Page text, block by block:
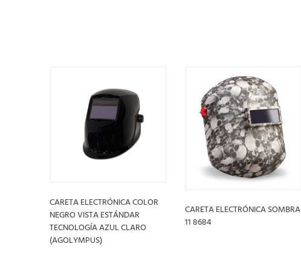
CARETA ELECTRÓNICA COLOR
NEGRO VISTA ESTÁNDAR
TECNOLOGÍA AZUL CLARO
(AGOLYMPUS)
CARETA ELECTRÓNICA SOMBRA
11 8684